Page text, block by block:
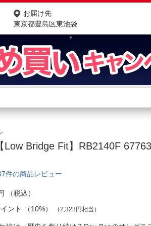
お届け先
東京都豊島区東池袋
品をさがす
ンキングからさがす
テゴリ一覧からさがす
客様サポート
利用ガイド
Low Bridge Fit】RB2140F
件の商品レビュー
（税込）
ント （10%） （2,323円相当）